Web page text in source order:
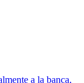
a la banca,